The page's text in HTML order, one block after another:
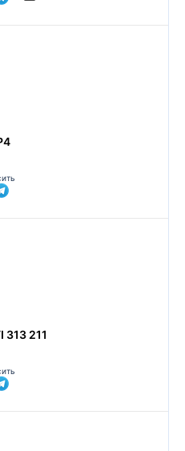
313 211